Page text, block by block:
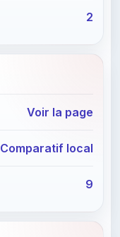
2
Voir la page
Comparatif local
9